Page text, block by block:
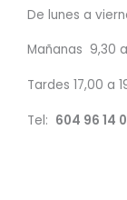
De lunes a
Mañanas 9,30
Tardes 17,00 a
Tel: 604 96 14